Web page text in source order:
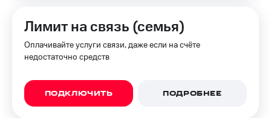
Лимит на связь (семья)
Оплачивайте услуги связи, даже если на счёте
недостаточно средств
ПОДКЛЮЧИТЬ ПОДРОБНЕЕ